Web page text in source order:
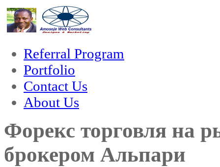
hacklink film izle hacklink
Referral Program
Portfolio
Contact Us
About Us
Форекс торговля на
брокером Альпари